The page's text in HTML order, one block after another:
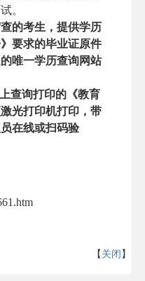
。
的考生，提供学历
要求的毕业证原件
唯一学历查询网站
查询打印的《教育
光打印机打印，带
在线或扫码验
【关闭】